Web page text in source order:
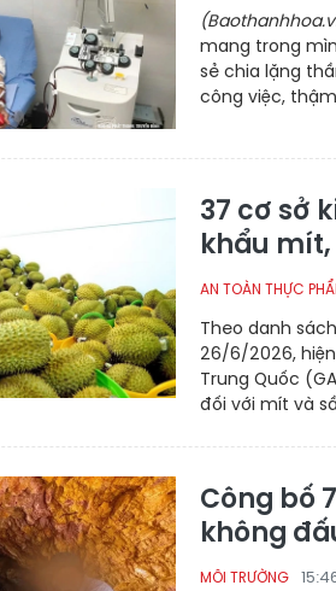
mang trong
sẻ chia lặng
công việc,
37 cơ sở
khẩu
AN TOÀN THỰC
Theo danh
26/6/2026,
Trung Quốc
đối với mít và
Công bố
không
MÔI TRƯỜNG